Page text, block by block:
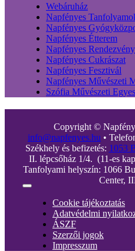
Webáruház
Napfényes
Napfényes
Napfényes Étterem
Napfényes
Napfényes Cukrászat
Napfényes Fesztivál
Napfényes Művészeti
Szófia Művészeti
Copyright ©
info@napfenyes.hu •
Székhely és befizetés: 1053
II. lépcsőház 1/4. (11-es
Tanfolyami helyszín: 1066
Center,
Toggle
NavigationCookie tájékoztatás
Adatvédelmi
ÁSZF
Szerzői jogok
Impresszum